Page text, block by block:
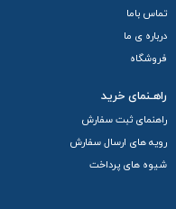
تماس باما
درباره ی ما
فروشگاه
راهـنمای خرید
راهنمای ثبت سفارش
رویه های ارسال سفارش
شیوه های پرداخت